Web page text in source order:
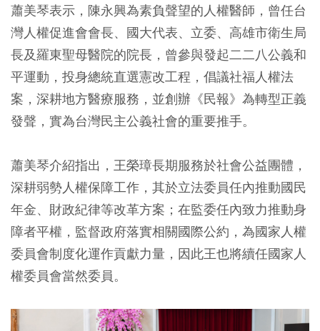
蕭美琴表示，陳永興為素負聲望的人權醫師，曾任台
灣人權促進會會長、國大代表、立委、高雄市衛生局
長及羅東聖母醫院的院長，曾參與發起二二八公義和
平運動，投身總統直選憲改工程，倡議社福人權法
案，深耕地方醫療服務，並創辦《民報》為轉型正義
發聲，實為台灣民主公義社會的重要推手。
蕭美琴介紹指出，王榮璋長期服務於社會公益團體，
深耕弱勢人權保障工作，其於立法委員任內推動國民
年金、財政紀律等改革方案；在監委任內致力推動身
障者平權，監督政府落實相關國際公約，為國家人權
委員會制度化運作貢獻力量，因此王也將續任國家人
權委員會當然委員。